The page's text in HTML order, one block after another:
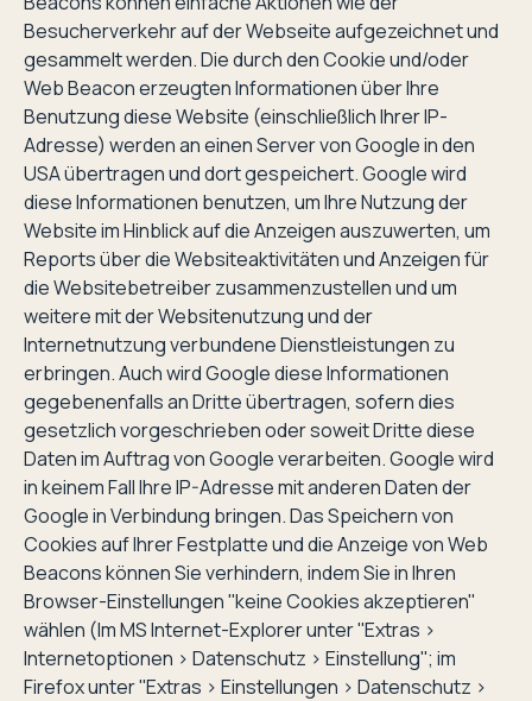
Besucherverkehr auf der Webseite aufgezeichnet und
gesammelt werden. Die durch den Cookie und/oder
Web Beacon erzeugten Informationen über Ihre
Benutzung diese Website (einschließlich Ihrer IP-
Adresse) werden an einen Server von Google in den
USA übertragen und dort gespeichert. Google wird
diese Informationen benutzen, um Ihre Nutzung der
Website im Hinblick auf die Anzeigen auszuwerten, um
Reports über die Websiteaktivitäten und Anzeigen für
die Websitebetreiber zusammenzustellen und um
weitere mit der Websitenutzung und der
Internetnutzung verbundene Dienstleistungen zu
erbringen. Auch wird Google diese Informationen
gegebenenfalls an Dritte übertragen, sofern dies
gesetzlich vorgeschrieben oder soweit Dritte diese
Daten im Auftrag von Google verarbeiten. Google wird
in keinem Fall Ihre IP-Adresse mit anderen Daten der
Google in Verbindung bringen. Das Speichern von
Cookies auf Ihrer Festplatte und die Anzeige von Web
Beacons können Sie verhindern, indem Sie in Ihren
Browser-Einstellungen ''keine Cookies akzeptieren''
wählen (Im MS Internet-Explorer unter ''Extras >
Internetoptionen > Datenschutz > Einstellung''; im
Firefox unter ''Extras > Einstellungen > Datenschutz >